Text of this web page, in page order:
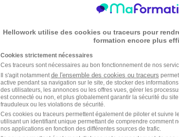
Hellowork utilise des cookies ou traceurs pour
formation encore plus
Cookies strictement nécessaires
Ces traceurs sont nécessaires au bon fonctionnement de nos
Il s'agit notamment de l'ensemble des cookies ou traceurs
active pendant sa navigation sur le site, de stocker des
des utilisateurs, les annonces ou les offres vues, gérer les
est connecté ou non, et plus globalement garantir la sécurité du
frauduleux ou les violations de sécurité.
Ces cookies ou traceurs permettent également de piloter et suivre
utilisant un identifiant unique permettant de comprendre comment
nos applications en fonction des différentes sources de trafic.